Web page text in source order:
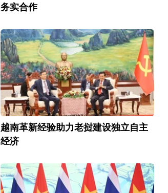
务实合作
越南革新经验助力老挝建设独立自主
经济